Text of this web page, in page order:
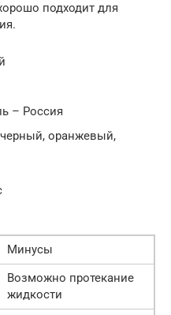
подходит для
– Россия
оранжевый,
Минусы
Возможно протекание
жидкости